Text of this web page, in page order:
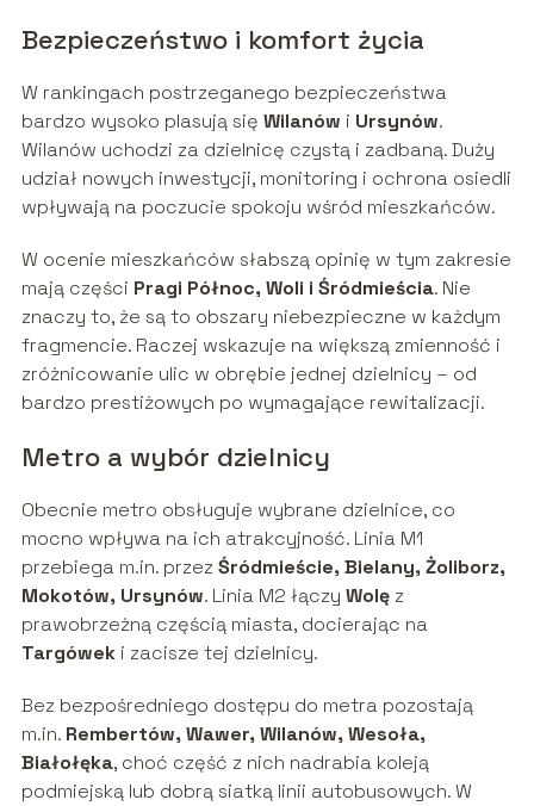
Bezpieczeństwo i komfort życia
W rankingach postrzeganego bezpieczeństwa
bardzo wysoko plasują się Wilanów i Ursynów.
Wilanów uchodzi za dzielnicę czystą i zadbaną. Duży
udział nowych inwestycji, monitoring i ochrona osiedli
wpływają na poczucie spokoju wśród mieszkańców.
W ocenie mieszkańców słabszą opinię w tym zakresie
mają części Pragi Północ, Woli i Śródmieścia. Nie
znaczy to, że są to obszary niebezpieczne w każdym
fragmencie. Raczej wskazuje na większą zmienność i
zróżnicowanie ulic w obrębie jednej dzielnicy – od
bardzo prestiżowych po wymagające rewitalizacji.
Metro a wybór dzielnicy
Obecnie metro obsługuje wybrane dzielnice, co
mocno wpływa na ich atrakcyjność. Linia M1
przebiega m.in. przez Śródmieście, Bielany, Żoliborz,
Mokotów, Ursynów. Linia M2 łączy Wolęz
prawobrzeżną częścią miasta, docierając na
Targóweki zacisze tej dzielnicy.
Bez bezpośredniego dostępu do metra pozostają
m.in. Rembertów, Wawer, Wilanów, Wesoła,
Białołęka, choć część z nich nadrabia koleją
podmiejską lub dobrą siatką linii autobusowych. W